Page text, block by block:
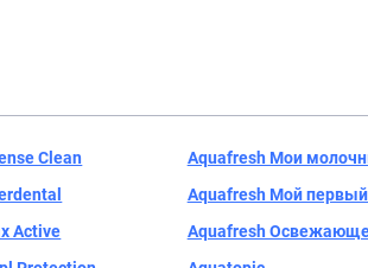
Clean
Active
Aquafresh Мои
Aquafresh Мой первый
Aquafresh